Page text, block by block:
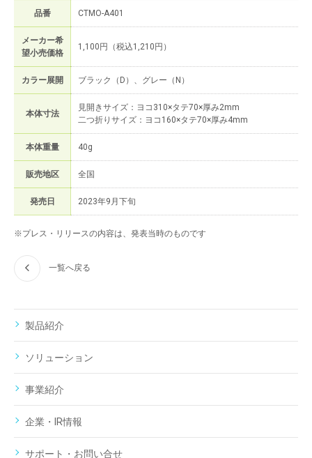
品番 CTMO-A401
メーカー希
望小売価格
1,100円（税込1,210円）
カラー展開 ブラック（D）、グレー（N）
本体寸法
見開きサイズ：ヨコ310×タテ70×厚み2mm
二つ折りサイズ：ヨコ160×タテ70×厚み4mm
本体重量 40g
販売地区 全国
発売日 2023年9月下旬
※プレス・リリースの内容は、発表当時のものです
一覧へ戻る
製品紹介
ソリューション
事業紹介
企業・IR情報
サポート・お問い合せ